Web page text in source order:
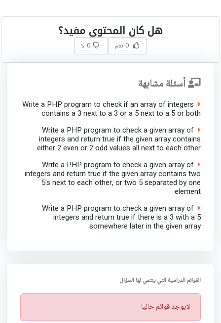
هل كان المحتوى مفيد؟
0 نعم 0 لا
أسئلة مشابهة
Write a PHP program to check if an array of integers
contains a 3 next to a 3 or a 5 next to a 5 or both
Write a PHP program to check a given array of
integers and return true if the given array contains
either 2 even or 2 odd values all next to each other
Write a PHP program to check a given array of
integers and return true if the given array contains two
5's next to each other, or two 5 separated by one
element
Write a PHP program to check a given array of
integers and return true if there is a 3 with a 5
somewhere later in the given array
القوائم الدراسية التي ينتمي لها السؤال
ت
ن
لايوجد قوائم حاليا